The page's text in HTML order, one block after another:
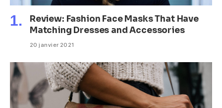
Review: Fashion Face Masks That Have
Matching Dresses and Accessories
20 janvier 2021